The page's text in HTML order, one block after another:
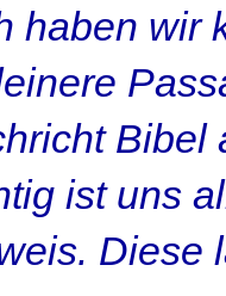
haben wir
Bibel
ist uns
Diese